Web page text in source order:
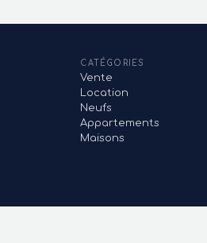
CATÉGORIES
Vente
Location
Neufs
Appartements
Maisons